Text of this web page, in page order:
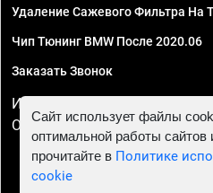
Удаление Сажевого Фильтра На
Чип Тюнинг BMW После 2020.06
Заказать Звонок
ИП Смирнов Георгий
ОГРНИП 324470400032610
Сайт использует файлы
оптимальной работы
прочитайте в Политике
cookie